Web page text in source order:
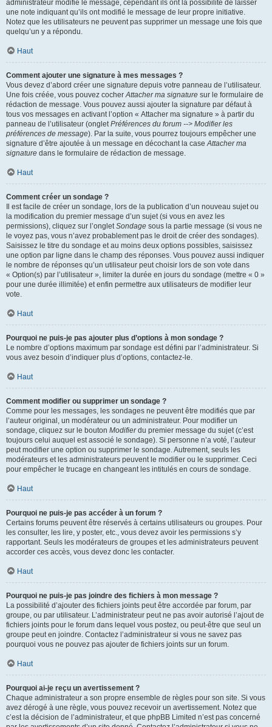
administrateur modifie le message, cependant ils ont la possibilité de laisser
une note indiquant qu’ils ont modifié le message de leur propre initiative.
Notez que les utilisateurs ne peuvent pas supprimer un message une fois que
quelqu’un y a répondu.
Haut
Comment ajouter une signature à mes messages ?
Vous devez d’abord créer une signature depuis votre panneau de l’utilisateur.
Une fois créée, vous pouvez cocherAttacher ma signature sur le formulaire de
rédaction de message. Vous pouvez aussi ajouter la signature par défaut à
tous vos messages en activant l’option « Attacher ma signature » à partir du
panneau de l’utilisateur (ongletPréférences du forum --> Modifier les
préférences de message). Par la suite, vous pourrez toujours empêcher une
signature d’être ajoutée à un message en décochant la caseAttacher ma
signature dans le formulaire de rédaction de message.
Haut
Comment créer un sondage ?
Il est facile de créer un sondage, lors de la publication d’un nouveau sujet ou
la modification du premier message d’un sujet (si vous en avez les
permissions), cliquez sur l’ongletSondage sous la partie message (si vous ne
le voyez pas, vous n’avez probablement pas le droit de créer des sondages).
Saisissez le titre du sondage et au moins deux options possibles, saisissez
une option par ligne dans le champ des réponses. Vous pouvez aussi indiquer
le nombre de réponses qu’un utilisateur peut choisir lors de son vote dans
« Option(s) par l’utilisateur », limiter la durée en jours du sondage (mettre « 0 »
pour une durée illimitée) et enfin permettre aux utilisateurs de modifier leur
vote.
Haut
Pourquoi ne puis-je pas ajouter plus d’options à mon sondage ?
Le nombre d’options maximum par sondage est défini par l’administrateur. Si
vous avez besoin d’indiquer plus d’options, contactez-le.
Haut
Comment modifier ou supprimer un sondage ?
Comme pour les messages, les sondages ne peuvent être modifiés que par
l’auteur original, un modérateur ou un administrateur. Pour modifier un
sondage, cliquez sur le bouton Modifierdu premier message du sujet (c’est
toujours celui auquel est associé le sondage). Si personne n’a voté, l’auteur
peut modifier une option ou supprimer le sondage. Autrement, seuls les
modérateurs et les administrateurs peuvent le modifier ou le supprimer. Ceci
pour empêcher le trucage en changeant les intitulés en cours de sondage.
Haut
Pourquoi ne puis-je pas accéder à un forum ?
Certains forums peuvent être réservés à certains utilisateurs ou groupes. Pour
les consulter, les lire, y poster, etc., vous devez avoir les permissions s’y
rapportant. Seuls les modérateurs de groupes et les administrateurs peuvent
accorder ces accès, vous devez donc les contacter.
Haut
Pourquoi ne puis-je pas joindre des fichiers à mon message ?
La possibilité d’ajouter des fichiers joints peut être accordée par forum, par
groupe, ou par utilisateur. L’administrateur peut ne pas avoir autorisé l’ajout de
fichiers joints pour le forum dans lequel vous postez, ou peut-être que seul un
groupe peut en joindre. Contactez l’administrateur si vous ne savez pas
pourquoi vous ne pouvez pas ajouter de fichiers joints sur un forum.
Haut
Pourquoi ai-je reçu un avertissement ?
Chaque administrateur a son propre ensemble de règles pour son site. Si vous
avez dérogé à une règle, vous pouvez recevoir un avertissement. Notez que
c’est la décision de l’administrateur, et que phpBB Limited n’est pas concerné